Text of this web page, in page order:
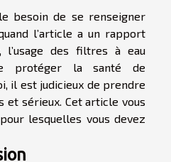
besoin de se renseigner
l’article a un rapport
des filtres à eau
protéger la santé de
il est judicieux de prendre
et sérieux. Cet article vous
lesquelles vous devez